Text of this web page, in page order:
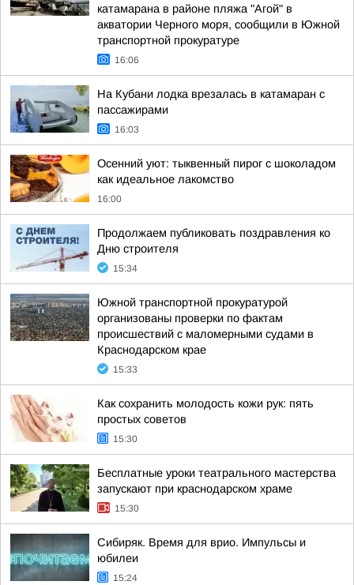
катамарана в районе пляжа "Агой" в
акватории Черного моря, сообщили в Южной
транспортной прокуратуре
16:06
На Кубани лодка врезалась в катамаран с
пассажирами
16:03
Осенний уют: тыквенный пирог с шоколадом
как идеальное лакомство
16:00
Продолжаем публиковать поздравления ко
Дню строителя
15:34
Южной транспортной прокуратурой
организованы проверки по фактам
происшествий с маломерными судами в
Краснодарском крае
15:33
Как сохранить молодость кожи рук: пять
простых советов
15:30
Бесплатные уроки театрального мастерства
запускают при краснодарском храме
15:30
Сибиряк. Время для врио. Импульсы и
юбилеи
15:24